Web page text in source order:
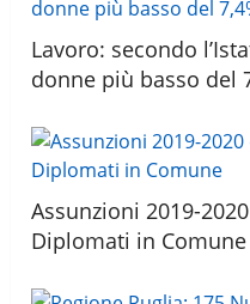
Lavoro: secondo
donne più basso del
Assunzioni 2019-
Diplomati in Comune